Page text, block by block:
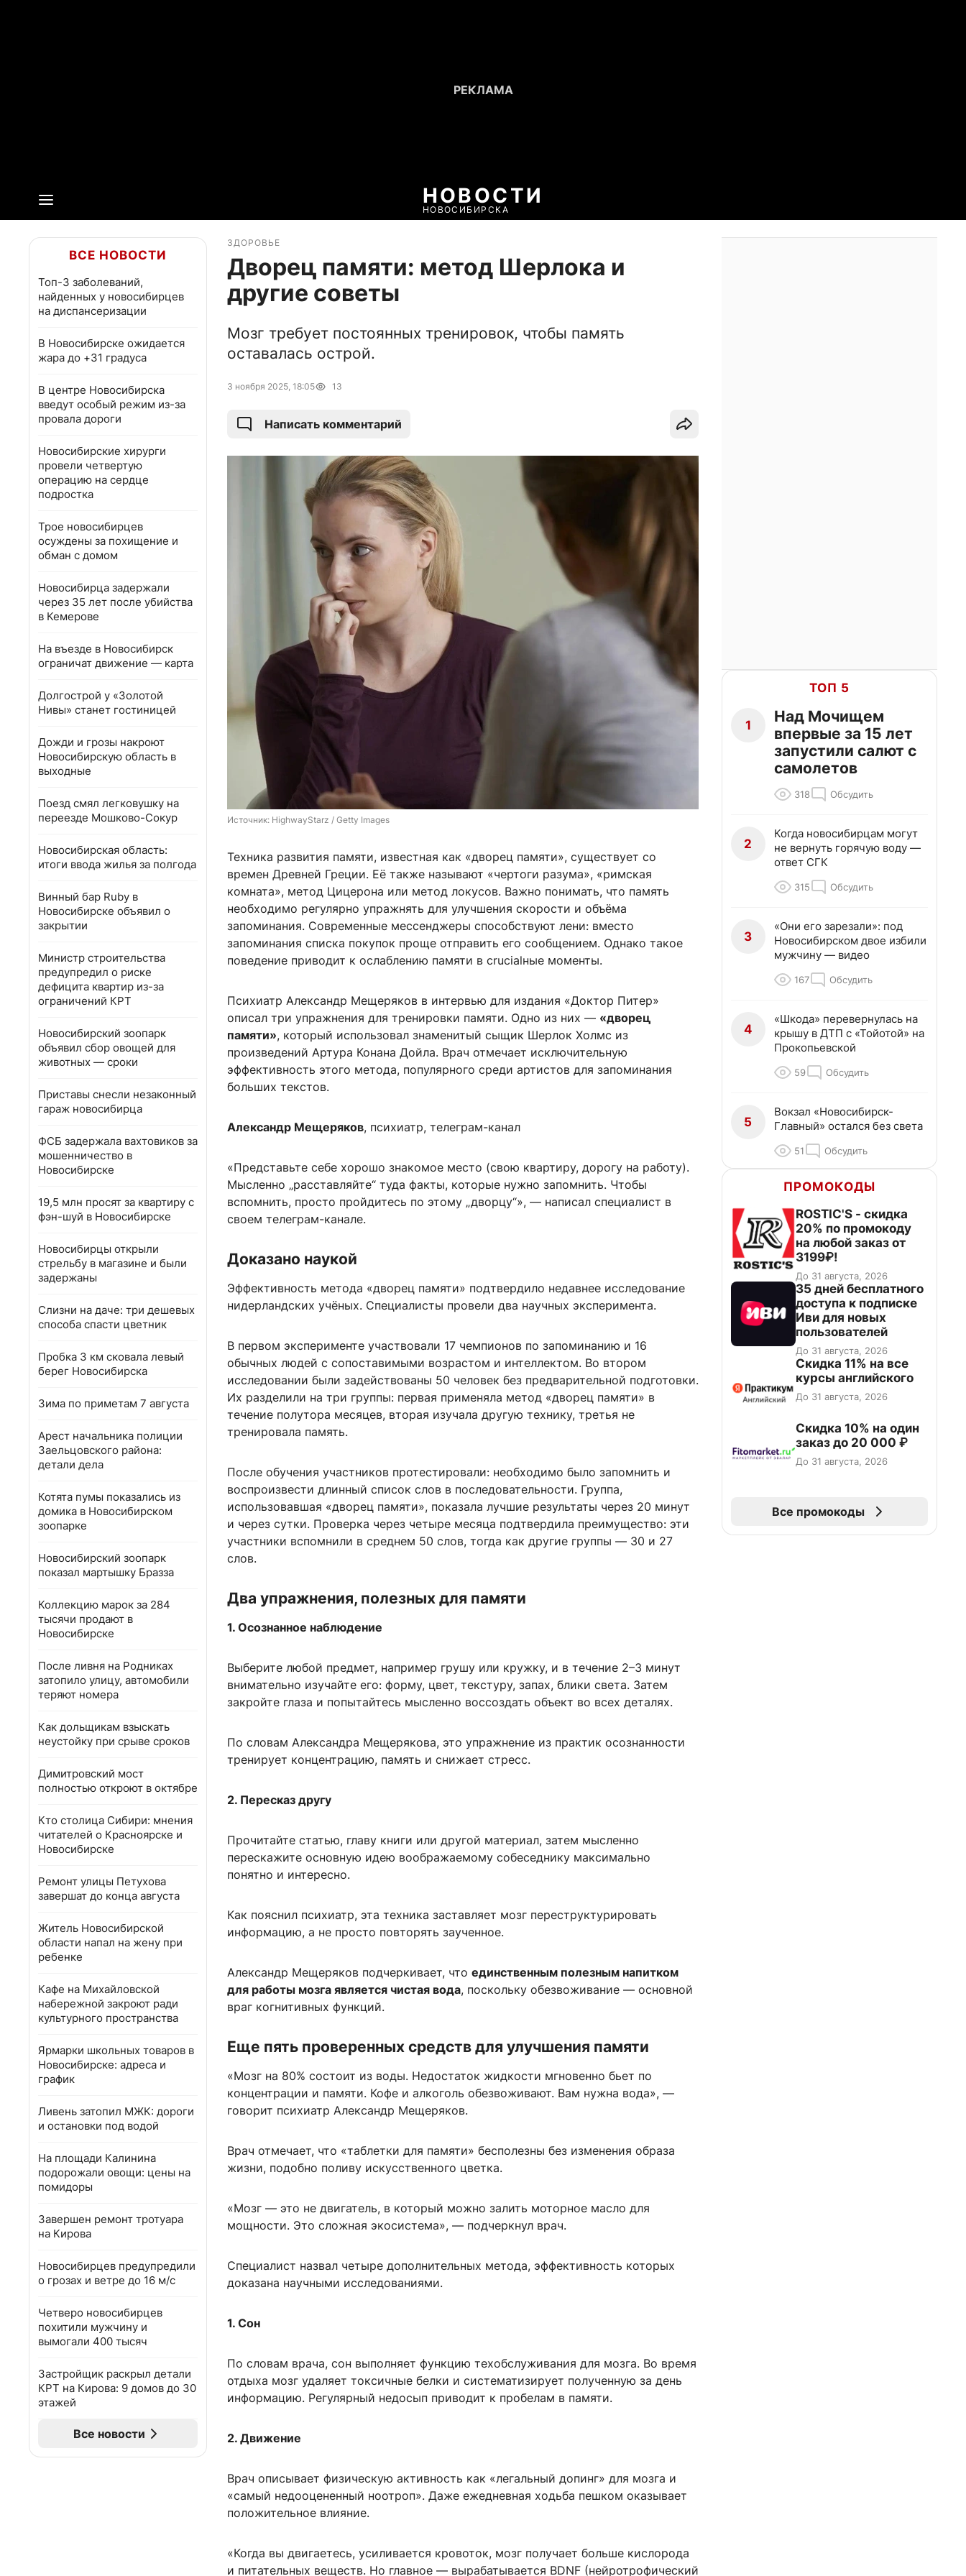
НОВОСТИ
НОВОСИБИРСКА
ВСЕ НОВОСТИ
Топ-3 заболеваний,
найденных у новосибирцев
на диспансеризации
В Новосибирске ожидается
жара до +31 градуса
В центре Новосибирска
введут особый режим из-за
провала дороги
Новосибирские хирурги
провели четвертую
операцию на сердце
подростка
Трое новосибирцев
осуждены за похищение и
обман с домом
Новосибирца задержали
через 35 лет после убийства
в Кемерове
На въезде в Новосибирск
ограничат движение — карта
Долгострой у «Золотой
Нивы» станет гостиницей
Дожди и грозы накроют
Новосибирскую область в
выходные
Поезд смял легковушку на
переезде Мошково-Сокур
Новосибирская область:
итоги ввода жилья за полгода
Винный бар Ruby в
Новосибирске объявил о
закрытии
Министр строительства
предупредил о риске
дефицита квартир из-за
ограничений КРТ
Новосибирский зоопарк
объявил сбор овощей для
животных — сроки
Приставы снесли незаконный
гараж новосибирца
ФСБ задержала вахтовиков за
мошенничество в
Новосибирске
19,5 млн просят за квартиру с
фэн-шуй в Новосибирске
Новосибирцы открыли
стрельбу в магазине и были
задержаны
Слизни на даче: три дешевых
способа спасти цветник
Пробка 3 км сковала левый
берег Новосибирска
Зима по приметам 7 августа
Арест начальника полиции
Заельцовского района:
детали дела
Котята пумы показались из
домика в Новосибирском
зоопарке
Новосибирский зоопарк
показал мартышку Бразза
Коллекцию марок за 284
тысячи продают в
Новосибирске
После ливня на Родниках
затопило улицу, автомобили
теряют номера
Как дольщикам взыскать
неустойку при срыве сроков
Димитровский мост
полностью откроют в октябре
Кто столица Сибири: мнения
читателей о Красноярске и
Новосибирске
Ремонт улицы Петухова
завершат до конца августа
Житель Новосибирской
области напал на жену при
ребенке
Кафе на Михайловской
набережной закроют ради
культурного пространства
Ярмарки школьных товаров в
Новосибирске: адреса и
график
Ливень затопил МЖК: дороги
и остановки под водой
На площади Калинина
подорожали овощи: цены на
помидоры
Завершен ремонт тротуара
на Кирова
Новосибирцев предупредили
о грозах и ветре до 16 м/с
Четверо новосибирцев
похитили мужчину и
вымогали 400 тысяч
Застройщик раскрыл детали
КРТ на Кирова: 9 домов до 30
этажей
Все новости
ЗДОРОВЬЕ
Дворец памяти: метод Шерлока и
другие советы
Мозг требует постоянных тренировок, чтобы память
оставалась острой.
3 ноября 2025, 18:05 13
Написать комментарий
Источник: HighwayStarz / Getty Images
Техника развития памяти, известная как «дворец памяти», существует со
времен Древней Греции. Её также называют «чертоги разума», «римская
комната», метод Цицерона или метод локусов. Важно понимать, что память
необходимо регулярно упражнять для улучшения скорости и объёма
запоминания. Современные мессенджеры способствуют лени: вместо
запоминания списка покупок проще отправить его сообщением. Однако такое
поведение приводит к ослаблению памяти в crucialные моменты.
Психиатр Александр Мещеряков в интервью для издания «Доктор Питер»
описал три упражнения для тренировки памяти. Одно из них — «дворец
памяти», который использовал знаменитый сыщик Шерлок Холмс из
произведений Артура Конана Дойла. Врач отмечает исключительную
эффективность этого метода, популярного среди артистов для запоминания
больших текстов.
Александр Мещеряков, психиатр, телеграм-канал
«Представьте себе хорошо знакомое место (свою квартиру, дорогу на работу).
Мысленно „расставляйте“ туда факты, которые нужно запомнить. Чтобы
вспомнить, просто пройдитесь по этому „дворцу“», — написал специалист в
своем телеграм-канале.
Доказано наукой
Эффективность метода «дворец памяти» подтвердило недавнее исследование
нидерландских учёных. Специалисты провели два научных эксперимента.
В первом эксперименте участвовали 17 чемпионов по запоминанию и 16
обычных людей с сопоставимыми возрастом и интеллектом. Во втором
исследовании были задействованы 50 человек без предварительной подготовки.
Их разделили на три группы: первая применяла метод «дворец памяти» в
течение полутора месяцев, вторая изучала другую технику, третья не
тренировала память.
После обучения участников протестировали: необходимо было запомнить и
воспроизвести длинный список слов в последовательности. Группа,
использовавшая «дворец памяти», показала лучшие результаты через 20 минут
и через сутки. Проверка через четыре месяца подтвердила преимущество: эти
участники вспомнили в среднем 50 слов, тогда как другие группы — 30 и 27
слов.
Два упражнения, полезных для памяти
1. Осознанное наблюдение
Выберите любой предмет, например грушу или кружку, и в течение 2–3 минут
внимательно изучайте его: форму, цвет, текстуру, запах, блики света. Затем
закройте глаза и попытайтесь мысленно воссоздать объект во всех деталях.
По словам Александра Мещерякова, это упражнение из практик осознанности
тренирует концентрацию, память и снижает стресс.
2. Пересказ другу
Прочитайте статью, главу книги или другой материал, затем мысленно
перескажите основную идею воображаемому собеседнику максимально
понятно и интересно.
Как пояснил психиатр, эта техника заставляет мозг переструктурировать
информацию, а не просто повторять заученное.
Александр Мещеряков подчеркивает, что единственным полезным напитком
для работы мозга является чистая вода, поскольку обезвоживание — основной
враг когнитивных функций.
Еще пять проверенных средств для улучшения памяти
«Мозг на 80% состоит из воды. Недостаток жидкости мгновенно бьет по
концентрации и памяти. Кофе и алкоголь обезвоживают. Вам нужна вода», —
говорит психиатр Александр Мещеряков.
Врач отмечает, что «таблетки для памяти» бесполезны без изменения образа
жизни, подобно поливу искусственного цветка.
«Мозг — это не двигатель, в который можно залить моторное масло для
мощности. Это сложная экосистема», — подчеркнул врач.
Специалист назвал четыре дополнительных метода, эффективность которых
доказана научными исследованиями.
1. Сон
По словам врача, сон выполняет функцию техобслуживания для мозга. Во время
отдыха мозг удаляет токсичные белки и систематизирует полученную за день
информацию. Регулярный недосып приводит к пробелам в памяти.
2. Движение
Врач описывает физическую активность как «легальный допинг» для мозга и
«самый недооцененный ноотроп». Даже ежедневная ходьба пешком оказывает
положительное влияние.
«Когда вы двигаетесь, усиливается кровоток, мозг получает больше кислорода
и питательных веществ. Но главное — вырабатывается BDNF (нейротрофический
ТОП 5
1
Над Мочищем
впервые за 15 лет
запустили салют с
самолетов
318 Обсудить
2
Когда новосибирцам могут
не вернуть горячую воду —
ответ СГК
315 Обсудить
3
«Они его зарезали»: под
Новосибирском двое избили
мужчину — видео
167 Обсудить
4
«Шкода» перевернулась на
крышу в ДТП с «Тойотой» на
Прокопьевской
59 Обсудить
5
Вокзал «Новосибирск-
Главный» остался без света
51 Обсудить
ПРОМОКОДЫ
ROSTIC'S - скидка
20% по промокоду
на любой заказ от
3199₽!
До 31 августа, 2026
35 дней бесплатного
доступа к подписке
Иви для новых
пользователей
До 31 августа, 2026
Скидка 11% на все
курсы английского
До 31 августа, 2026
Скидка 10% на один
заказ до 20 000 ₽
До 31 августа, 2026
Все промокоды